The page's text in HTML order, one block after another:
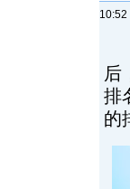
10:52
后
排
的